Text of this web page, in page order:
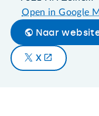
Open in Google
Naar
X